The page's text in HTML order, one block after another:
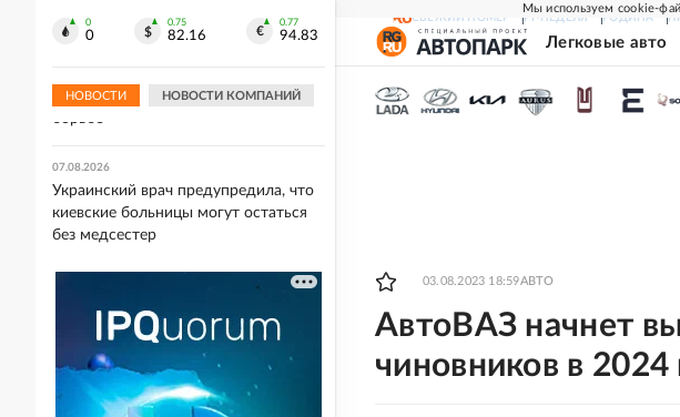
Мы используем cookie-
СВЕЖИЙ НОМЕР РГ-НЕДЕЛЯ РОДИНА
Легковые авто
03.08.2023 18:59АВТО
АвтоВАЗ начнет
чиновников в 2024
0
0
0.75
82.16
0.77
94.83
НОВОСТИ НОВОСТИ КОМПАНИЙ
уступила Сербии в пятисетовой
борьбе
07.08.2026
Украинский врач предупредила, что
киевские больницы могут остаться
без медсестер